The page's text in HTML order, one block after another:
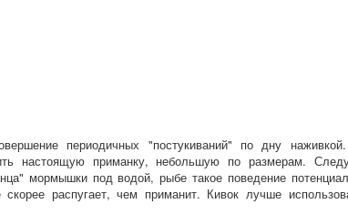
периодичных "постукиваний" по дну
настоящую приманку, небольшую по размерам.
мормышки под водой, рыбе такое поведение
распугает, чем приманит. Кивок лучше